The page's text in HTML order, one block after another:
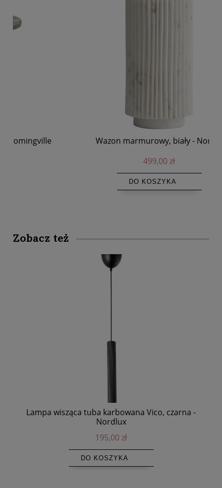
Wazon marmurowy, biały - Nordal
Zobacz też
Lampa wisząca tuba karbowana Vico, czarna -
Nordlux
195,00 zł
DO KOSZYKA